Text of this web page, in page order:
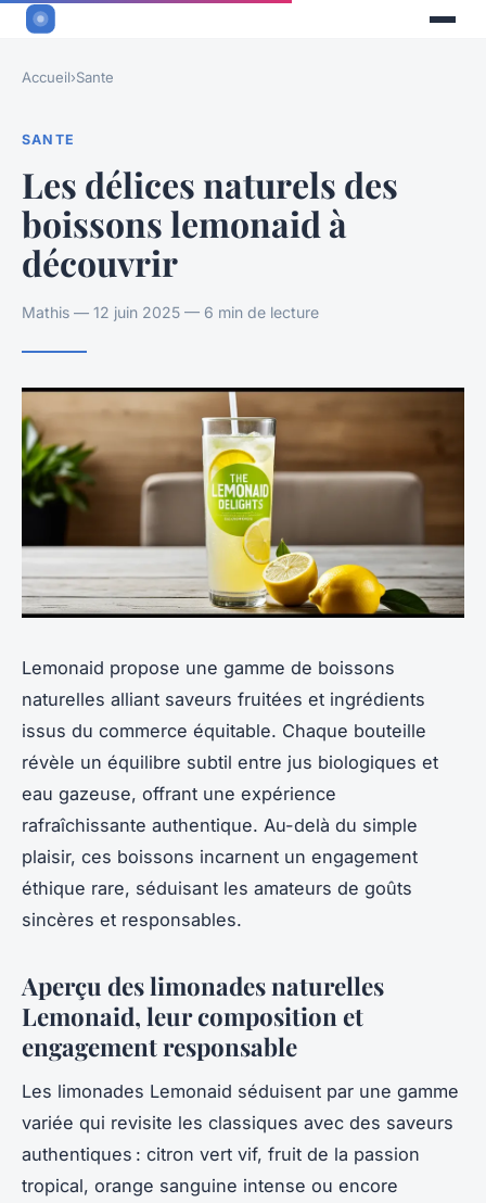
Accueil›Sante
SANTE
Les délices naturels des
boissons lemonaid à
découvrir
Mathis — 12 juin 2025 — 6 min de lecture
Lemonaid propose une gamme de boissons
naturelles alliant saveurs fruitées et ingrédients
issus du commerce équitable. Chaque bouteille
révèle un équilibre subtil entre jus biologiques et
eau gazeuse, offrant une expérience
rafraîchissante authentique. Au-delà du simple
plaisir, ces boissons incarnent un engagement
éthique rare, séduisant les amateurs de goûts
sincères et responsables.
Aperçu des limonades naturelles
Lemonaid, leur composition et
engagement responsable
Les limonades Lemonaid séduisent par une gamme
variée qui revisite les classiques avec des saveurs
authentiques : citron vert vif, fruit de la passion
tropical, orange sanguine intense ou encore